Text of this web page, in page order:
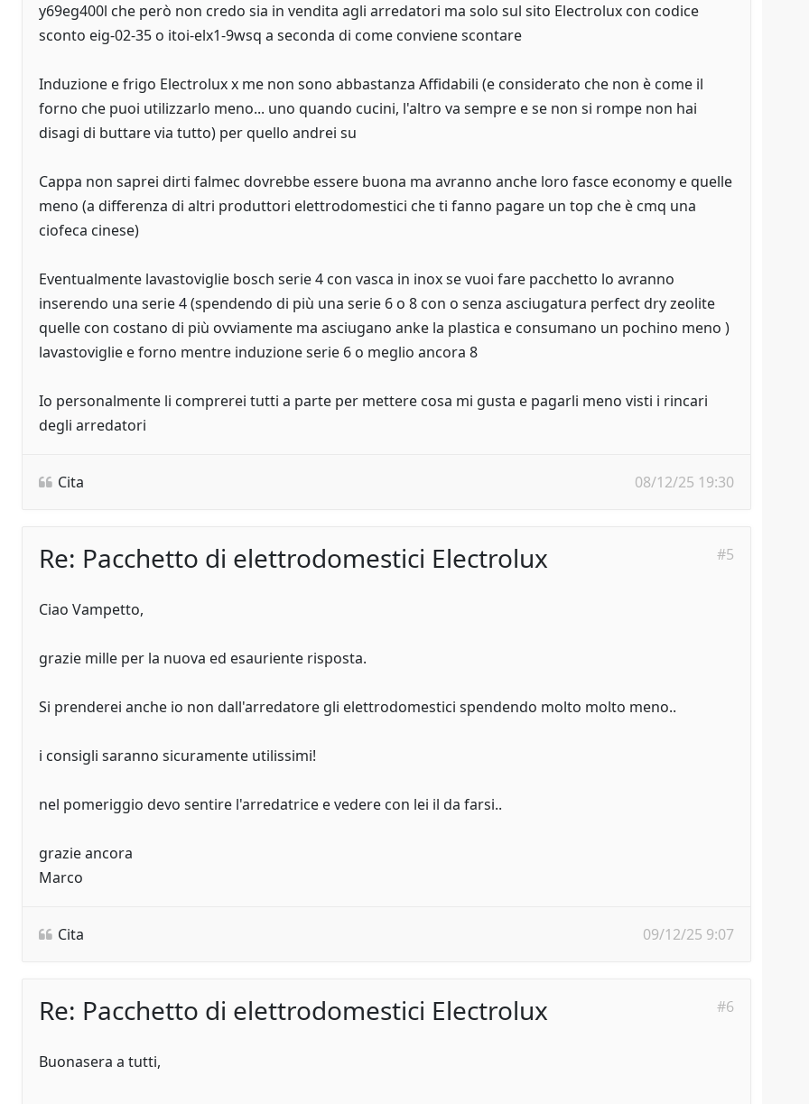
y69eg400l che però non credo sia in vendita agli arredatori ma solo sul sito Electrolux con codice
sconto eig-02-35 o itoi-elx1-9wsq a seconda di come conviene scontare
Induzione e frigo Electrolux x me non sono abbastanza Affidabili (e considerato che non è come il
forno che puoi utilizzarlo meno... uno quando cucini, l'altro va sempre e se non si rompe non hai
disagi di buttare via tutto) per quello andrei su
Cappa non saprei dirti falmec dovrebbe essere buona ma avranno anche loro fasce economy e quelle
meno (a differenza di altri produttori elettrodomestici che ti fanno pagare un top che è cmq una
ciofeca cinese)
Eventualmente lavastoviglie bosch serie 4 con vasca in inox se vuoi fare pacchetto lo avranno
inserendo una serie 4 (spendendo di più una serie 6 o 8 con o senza asciugatura perfect dry zeolite
quelle con costano di più ovviamente ma asciugano anke la plastica e consumano un pochino meno )
lavastoviglie e forno mentre induzione serie 6 o meglio ancora 8
Io personalmente li comprerei tutti a parte per mettere cosa mi gusta e pagarli meno visti i rincari
degli arredatori
Cita 08/12/25 19:30
Re: Pacchetto di elettrodomestici Electrolux #5
Ciao Vampetto,
grazie mille per la nuova ed esauriente risposta.
Si prenderei anche io non dall'arredatore gli elettrodomestici spendendo molto molto meno..
i consigli saranno sicuramente utilissimi!
nel pomeriggio devo sentire l'arredatrice e vedere con lei il da farsi..
grazie ancora
Marco
Cita 09/12/25 9:07
Re: Pacchetto di elettrodomestici Electrolux #6
Buonasera a tutti,